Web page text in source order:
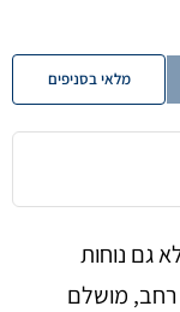
מלאי בסניפים
גם נוחות
רחב, מושלם